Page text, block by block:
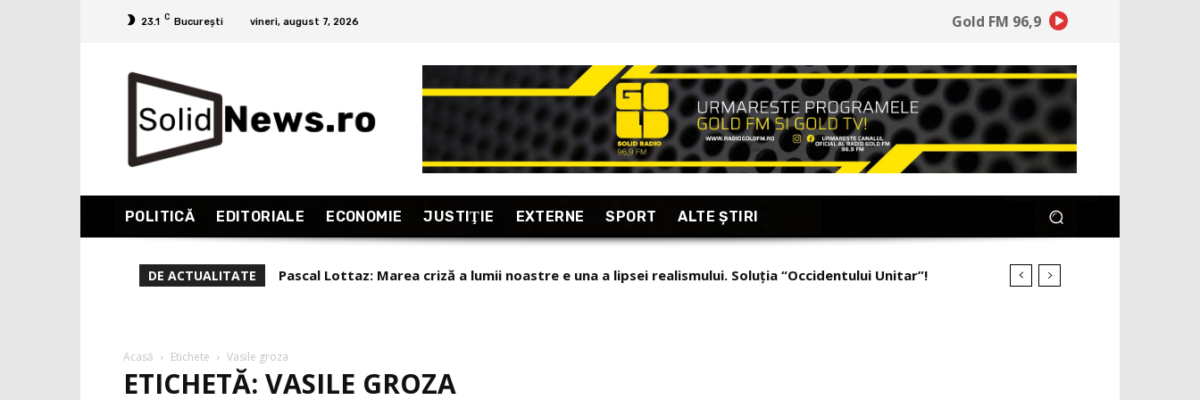
23.1 C București vineri, august 7, 2026 Gold FM 96,9
POLITICĂ EDITORIALE ECONOMIE JUSTIŢIE EXTERNE SPORT ALTE ŞTIRI
DE ACTUALITATE Pascal Lottaz: Marea criză a lumii noastre e una a lipsei realismului. Soluția “Occidentului Unitar”!
Liviu Alexa, reportaj excepțional din Armenia, “țara care se uită în fiecare dimineață la ce a pierdut”!
Acasă Etichete Vasile groza
ETICHETĂ: VASILE GROZA